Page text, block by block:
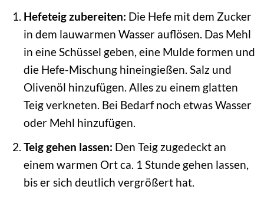
Hefeteig zubereiten: Die Hefe mit dem Zucker
in dem lauwarmen Wasser auflösen. Das Mehl
in eine Schüssel geben, eine Mulde formen und
die Hefe-Mischung hineingießen. Salz und
Olivenöl hinzufügen. Alles zu einem glatten
Teig verkneten. Bei Bedarf noch etwas Wasser
oder Mehl hinzufügen.
Teig gehen lassen: Den Teig zugedeckt an
einem warmen Ort ca. 1 Stunde gehen lassen,
bis er sich deutlich vergrößert hat.